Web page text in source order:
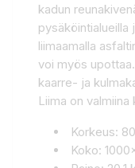
kadun
pysäköintialueilla
liimaamalla
voi myös
kaarre- ja
Liima on
Korkeus:
Koko: